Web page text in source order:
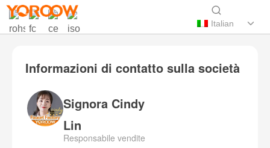
Italian
Informazioni di contatto sulla società
Signora Cindy
Lin
Responsabile vendite